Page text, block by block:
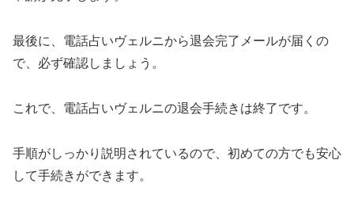
最後に、電話占いヴェルニから退会完了メールが届くの
で、必ず確認しましょう。
これで、電話占いヴェルニの退会手続きは終了です。
手順がしっかり説明されているので、初めての方でも安心
して手続きができます。